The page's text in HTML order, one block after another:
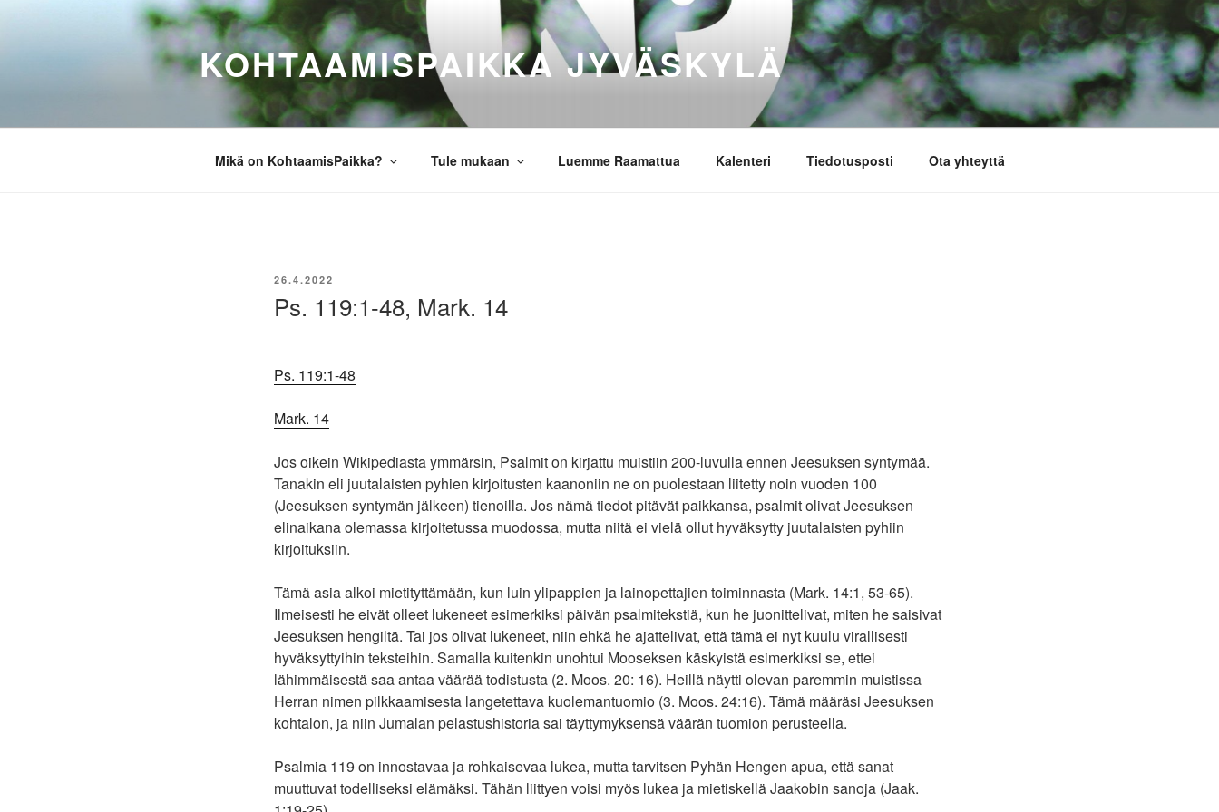
KOHTAAMISPAIKKA JYVÄSKYLÄ
Mikä on KohtaamisPaikka? Tule mukaan Luemme Raamattua Kalenteri Tiedotusposti Ota yhteyttä
JULKAISTU
26.4.2022
Ps. 119:1-48, Mark. 14
Ps. 119:1-48
Mark. 14
Jos oikein Wikipediasta ymmärsin, Psalmit on kirjattu muistiin 200-luvulla ennen Jeesuksen syntymää.
Tanakin eli juutalaisten pyhien kirjoitusten kaanoniin ne on puolestaan liitetty noin vuoden 100
(Jeesuksen syntymän jälkeen) tienoilla. Jos nämä tiedot pitävät paikkansa, psalmit olivat Jeesuksen
elinaikana olemassa kirjoitetussa muodossa, mutta niitä ei vielä ollut hyväksytty juutalaisten pyhiin
kirjoituksiin.
Tämä asia alkoi mietityttämään, kun luin ylipappien ja lainopettajien toiminnasta (Mark. 14:1, 53-65).
Ilmeisesti he eivät olleet lukeneet esimerkiksi päivän psalmitekstiä, kun he juonittelivat, miten he saisivat
Jeesuksen hengiltä. Tai jos olivat lukeneet, niin ehkä he ajattelivat, että tämä ei nyt kuulu virallisesti
hyväksyttyihin teksteihin. Samalla kuitenkin unohtui Mooseksen käskyistä esimerkiksi se, ettei
lähimmäisestä saa antaa väärää todistusta (2. Moos. 20: 16). Heillä näytti olevan paremmin muistissa
Herran nimen pilkkaamisesta langetettava kuolemantuomio (3. Moos. 24:16). Tämä määräsi Jeesuksen
kohtalon, ja niin Jumalan pelastushistoria sai täyttymyksensä väärän tuomion perusteella.
Psalmia 119 on innostavaa ja rohkaisevaa lukea, mutta tarvitsen Pyhän Hengen apua, että sanat
muuttuvat todelliseksi elämäksi. Tähän liittyen voisi myös lukea ja mietiskellä Jaakobin sanoja (Jaak.